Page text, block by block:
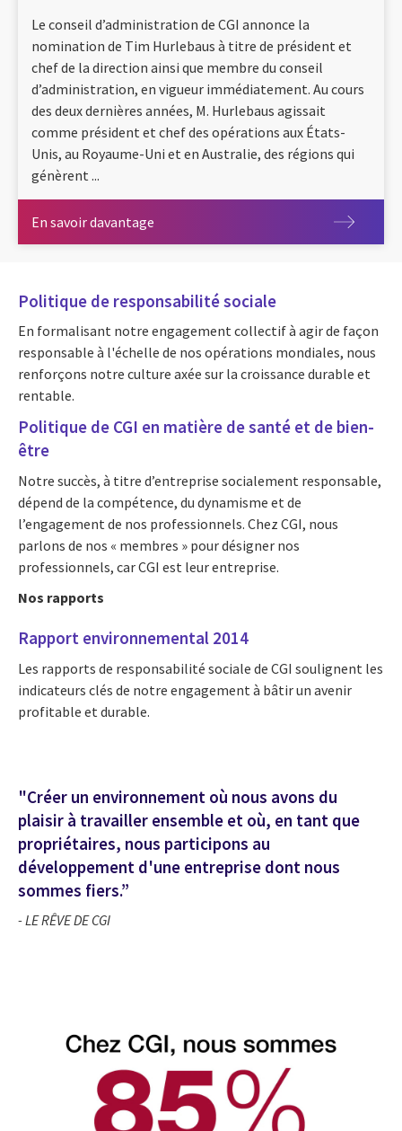
Le conseil d’administration de CGI annonce la
nomination de Tim Hurlebaus à titre de président et
chef de la direction ainsi que membre du conseil
d’administration, en vigueur immédiatement. Au cours
des deux dernières années, M. Hurlebaus agissait
comme président et chef des opérations aux États-
Unis, au Royaume-Uni et en Australie, des régions qui
génèrent ...
En savoir davantage
Politique de responsabilité sociale
En formalisant notre engagement collectif à agir de façon
responsable à l'échelle de nos opérations mondiales, nous
renforçons notre culture axée sur la croissance durable et
rentable.
Politique de CGI en matière de santé et de bien-
être
Notre succès, à titre d’entreprise socialement responsable,
dépend de la compétence, du dynamisme et de
l’engagement de nos professionnels. Chez CGI, nous
parlons de nos « membres » pour désigner nos
professionnels, car CGI est leur entreprise.
Nos rapports
Rapport environnemental 2014
Les rapports de responsabilité sociale de CGI soulignent les
indicateurs clés de notre engagement à bâtir un avenir
profitable et durable.
"Créer un environnement où nous avons du
plaisir à travailler ensemble et où, en tant que
propriétaires, nous participons au
développement d'une entreprise dont nous
sommes fiers.”
- LE RÊVE DE CGI